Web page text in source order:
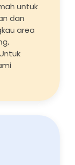
untuk
dan
area